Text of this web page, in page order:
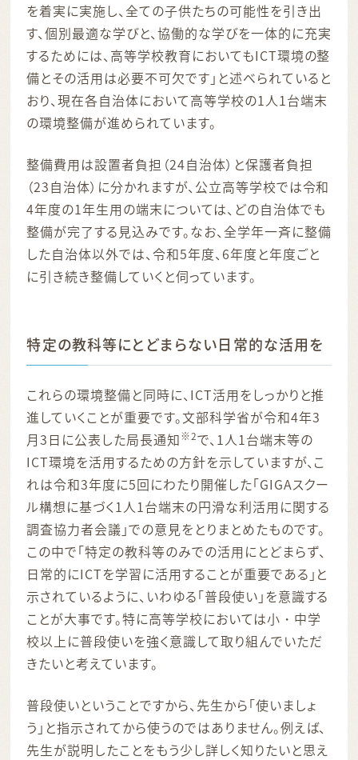
を着実に実施し、全ての子供たちの可能性を引き出
す、個別最適な学びと、協働的な学びを一体的に充実
するためには、高等学校教育においてもICT環境の整
備とその活用は必要不可欠です」と述べられていると
おり、現在各自治体において高等学校の1人1台端末
の環境整備が進められています。
整備費用は設置者負担（24自治体）と保護者負担
（23自治体）に分かれますが、公立高等学校では令和
4年度の1年生用の端末については、どの自治体でも
整備が完了する見込みです。なお、全学年一斉に整備
した自治体以外では、令和5年度、6年度と年度ごと
に引き続き整備していくと伺っています。
特定の教科等にとどまらない日常的な活用を
これらの環境整備と同時に、ICT活用をしっかりと推
進していくことが重要です。文部科学省が令和4年3
月3日に公表した局長通知※2で、1人1台端末等の
ICT環境を活用するための方針を示していますが、こ
れは令和3年度に5回にわたり開催した「GIGAスクー
ル構想に基づく1人1台端末の円滑な利活用に関する
調査協力者会議」での意見をとりまとめたものです。
この中で「特定の教科等のみでの活用にとどまらず、
日常的にICTを学習に活用することが重要である」と
示されているように、いわゆる「普段使い」を意識する
ことが大事です。特に高等学校においては小・中学
校以上に普段使いを強く意識して取り組んでいただ
きたいと考えています。
普段使いということですから、先生から「使いましょ
う」と指示されてから使うのではありません。例えば、
先生が説明したことをもう少し詳しく知りたいと思え